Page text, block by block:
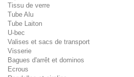
Tissu de verre
Tube Alu
Tube Laiton
U-bec
Valises et sacs de transport
Visserie
Bagues d'arrêt et dominos
Ecrous